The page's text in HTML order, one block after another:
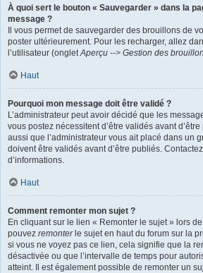
À quoi sert le bouton « Sauvegarder » dans la
message ?
Il vous permet de sauvegarder des brouillons de
poster ultérieurement. Pour les recharger, allez
l’utilisateur (ongletAperçu --> Gestion des
Haut
Pourquoi mon message doit être validé ?
L’administrateur peut avoir décidé que les
vous postez nécessitent d’être validés avant
aussi que l’administrateur vous ait placé dans un
doivent être validés avant d’être publiés.
d’informations.
Haut
Comment remonter mon sujet ?
En cliquant sur le lien « Remonter le sujet » lors
pouvez remonterle sujet en haut du forum sur la
si vous ne voyez pas ce lien, cela signifie que la
désactivée ou que l’intervalle de temps pour
atteint. Il est également possible de remonter un